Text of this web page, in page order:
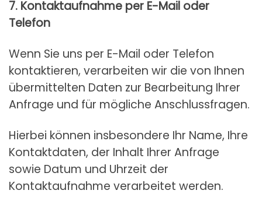
7. Kontaktaufnahme per E-Mail oder
Telefon
Wenn Sie uns per E-Mail oder Telefon
kontaktieren, verarbeiten wir die von Ihnen
übermittelten Daten zur Bearbeitung Ihrer
Anfrage und für mögliche Anschlussfragen.
Hierbei können insbesondere Ihr Name, Ihre
Kontaktdaten, der Inhalt Ihrer Anfrage
sowie Datum und Uhrzeit der
Kontaktaufnahme verarbeitet werden.